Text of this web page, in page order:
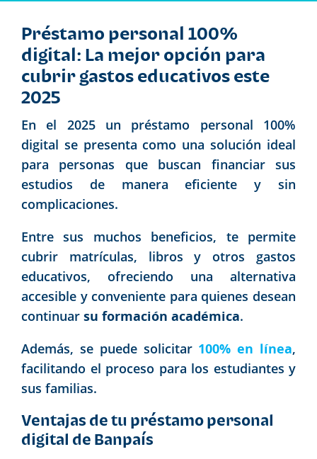
Préstamo personal 100%
digital: La mejor opción para
cubrir gastos educativos este
2025
En el 2025 un préstamo personal 100%
digital se presenta como una solución ideal
para personas que buscan financiar sus
estudios de manera eficiente y sin
complicaciones.
Entre sus muchos beneficios, te permite
cubrir matrículas, libros y otros gastos
educativos, ofreciendo una alternativa
accesible y conveniente para quienes desean
continuar su formación académica.
Además, se puede solicitar 100% en línea,
facilitando el proceso para los estudiantes y
sus familias.
Ventajas de tu préstamo personal
digital de Banpaís